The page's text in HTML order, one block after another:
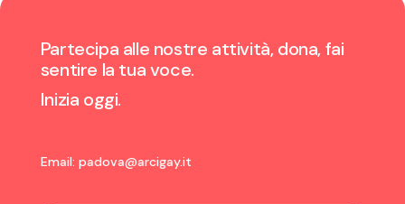
Partecipa alle nostre attività, dona, fai
sentire la tua voce.
Inizia oggi.
Email: padova@arcigay.it